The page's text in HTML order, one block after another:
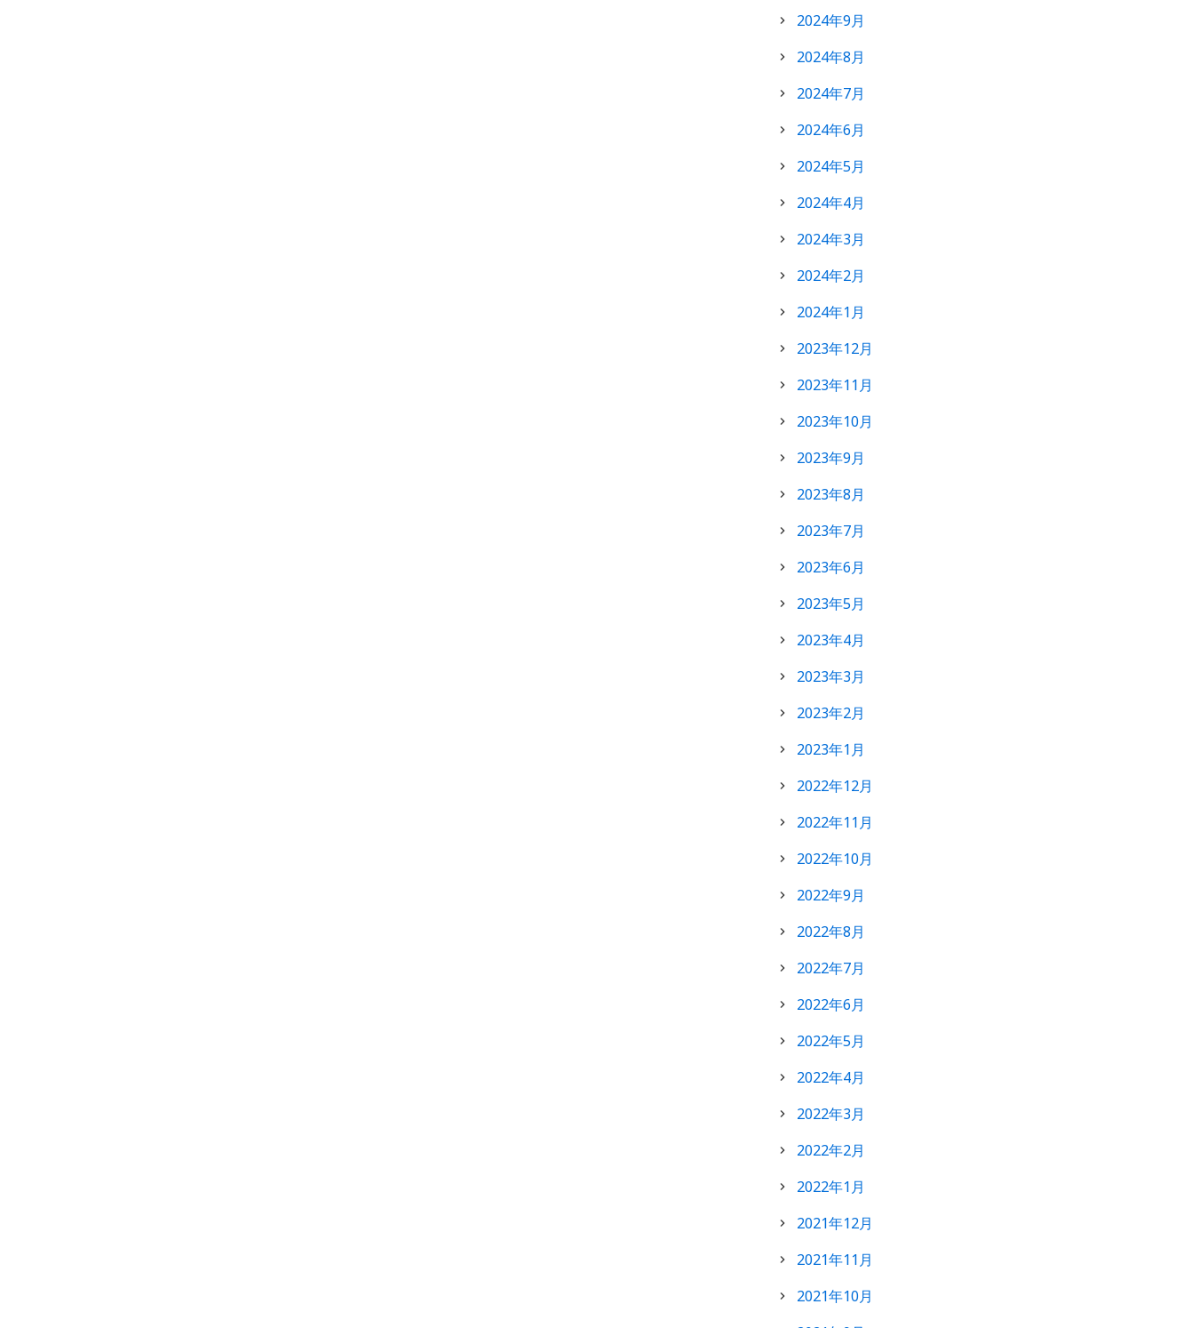
2024年9月
2024年8月
2024年7月
2024年6月
2024年5月
2024年4月
2024年3月
2024年2月
2024年1月
2023年12月
2023年11月
2023年10月
2023年9月
2023年8月
2023年7月
2023年6月
2023年5月
2023年4月
2023年3月
2023年2月
2023年1月
2022年12月
2022年11月
2022年10月
2022年9月
2022年8月
2022年7月
2022年6月
2022年5月
2022年4月
2022年3月
2022年2月
2022年1月
2021年12月
2021年11月
2021年10月